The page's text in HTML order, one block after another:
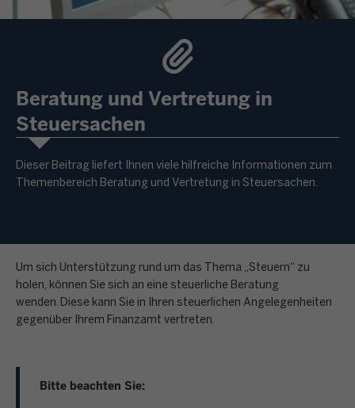
Beratung und Vertretung in
Steuersachen
Dieser Beitrag liefert Ihnen viele hilfreiche Informationen zum
Themenbereich Beratung und Vertretung in Steuersachen.
Um sich Unterstützung rund um das Thema „Steuern“ zu
holen, können Sie sich an eine steuerliche Beratung
wenden. Diese kann Sie in Ihren steuerlichen Angelegenheiten
gegenüber Ihrem Finanzamt vertreten.
Bitte beachten Sie: